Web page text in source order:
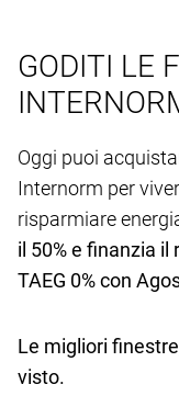
GODITI LE
Oggi puoi
Internorm per
risparmiare
il 50% e finanzia il
TAEG 0% con
Le migliori
visto.